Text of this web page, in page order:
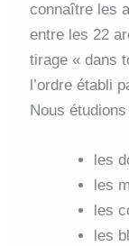
connaître les
entre les 22
tirage « dans
l’ordre établi
Nous
les
les
les
les